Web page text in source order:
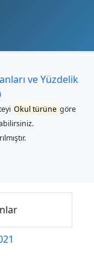
ve Yüzdelik
Okul türüne göre